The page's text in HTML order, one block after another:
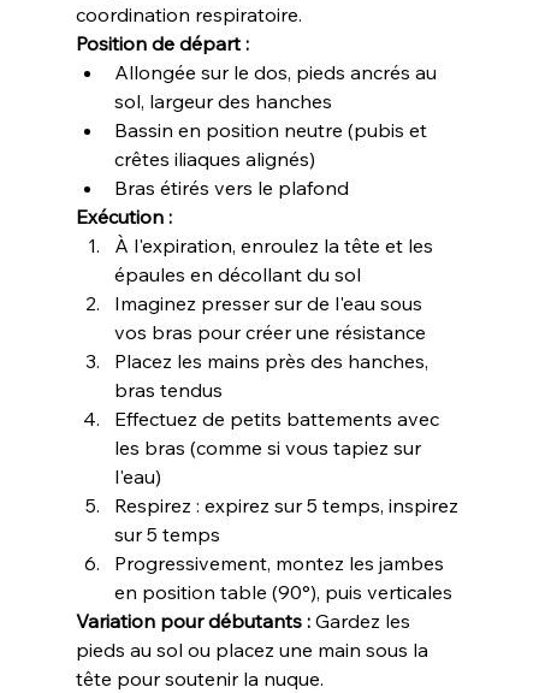
coordination respiratoire.
Position de départ :
Allongée sur le dos, pieds ancrés au
sol, largeur des hanches
Bassin en position neutre (pubis et
crêtes iliaques alignés)
Bras étirés vers le plafond
Exécution :
À l'expiration, enroulez la tête et les
épaules en décollant du sol
Imaginez presser sur de l'eau sous
vos bras pour créer une résistance
Placez les mains près des hanches,
bras tendus
Effectuez de petits battements avec
les bras (comme si vous tapiez sur
l'eau)
Respirez : expirez sur 5 temps, inspirez
sur 5 temps
Progressivement, montez les jambes
en position table (90°), puis verticales
Variation pour débutants : Gardez les
pieds au sol ou placez une main sous la
tête pour soutenir la nuque.